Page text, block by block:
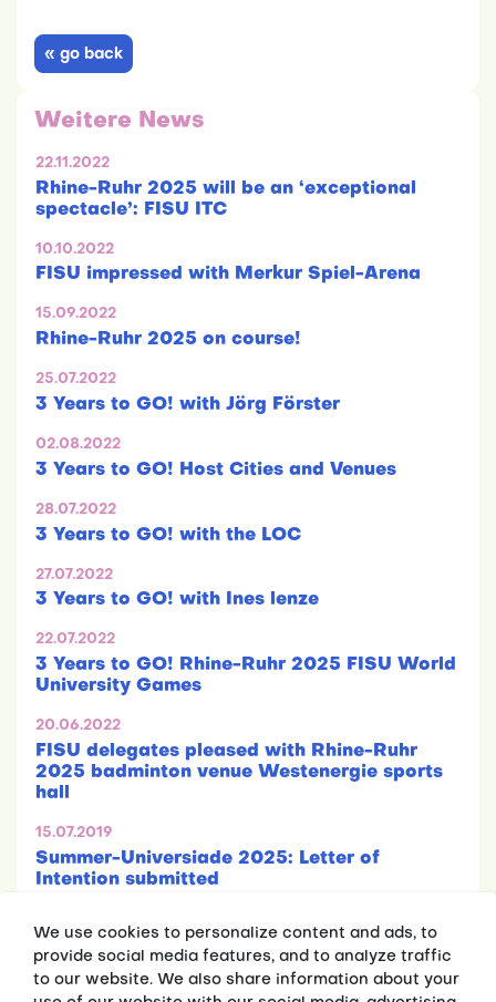
« go back
Weitere News
22.11.2022
Rhine-Ruhr 2025 will be an ‘exceptional
spectacle’: FISU ITC
10.10.2022
FISU impressed with Merkur Spiel-Arena
15.09.2022
Rhine-Ruhr 2025 on course!
25.07.2022
3 Years to GO! with Jörg Förster
02.08.2022
3 Years to GO! Host Cities and Venues
28.07.2022
3 Years to GO! with the LOC
27.07.2022
3 Years to GO! with Ines lenze
22.07.2022
3 Years to GO! Rhine-Ruhr 2025 FISU World
University Games
20.06.2022
FISU delegates pleased with Rhine-Ruhr
2025 badminton venue Westenergie sports
hall
15.07.2019
Summer-Universiade 2025: Letter of
Intention submitted
We use cookies to personalize content and ads, to
provide social media features, and to analyze traffic
to our website. We also share information about your